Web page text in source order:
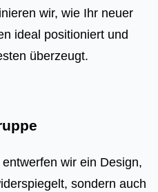
wir, wie Ihr neuer
ideal positioniert und
überzeugt.
wir ein Design,
sondern auch